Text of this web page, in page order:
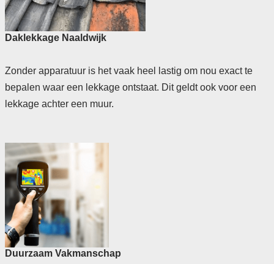
Daklekkage Naaldwijk
Zonder apparatuur is het vaak heel lastig om nou exact te
bepalen waar een lekkage ontstaat. Dit geldt ook voor een
lekkage achter een muur.
Duurzaam Vakmanschap